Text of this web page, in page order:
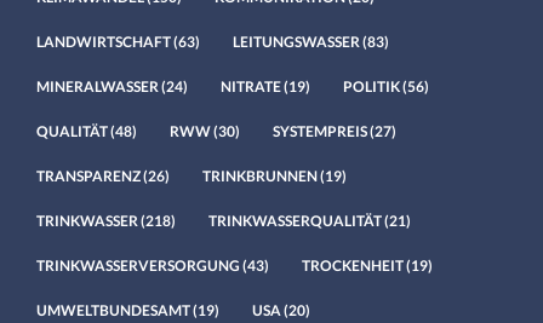
LANDWIRTSCHAFT(63) LEITUNGSWASSER (83)
MINERALWASSER (24) NITRATE(19) POLITIK(56)
QUALITÄT(48) RWW(30) SYSTEMPREIS(27)
TRANSPARENZ(26) TRINKBRUNNEN(19)
TRINKWASSER (218) TRINKWASSERQUALITÄT(21)
TRINKWASSERVERSORGUNG (43) TROCKENHEIT(19)
UMWELTBUNDESAMT(19) USA (20)